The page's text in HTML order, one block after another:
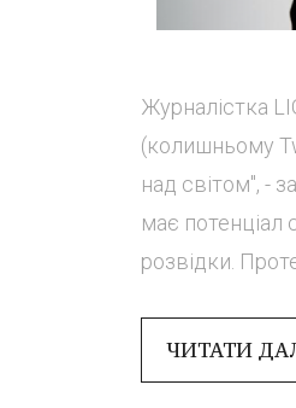
Журналістка
(колишньому
над світом", -
має потенціал
розвідки.
ЧИТАТИ